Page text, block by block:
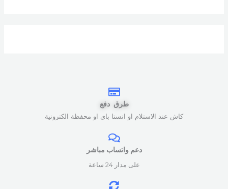
طرق دفع
كاش عند الاستلام او انستا باى او محفظة الكترونية
دعم واتساب مباشر
على مدار 24 ساعة